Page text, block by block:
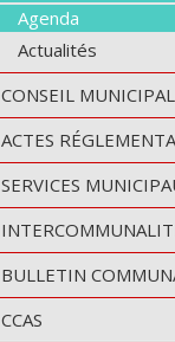
Agenda
Actualités
CONSEIL MUNICIPAL
ACTES
SERVICES
BULLETIN
CCAS